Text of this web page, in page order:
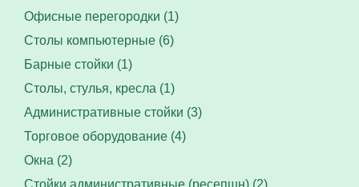
Офисные перегородки (1)
Столы компьютерные (6)
Барные стойки (1)
Столы, стулья, кресла (1)
Административные стойки (3)
Торговое оборудование (4)
Окна (2)
Стойки административные (ресепшн) (2)